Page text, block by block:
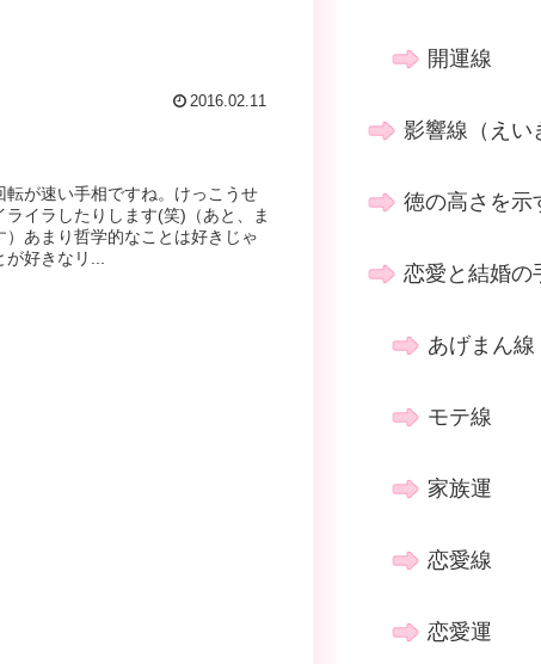
2016.02.11
が速い手相ですね。けっこうせ
イラしたりします(笑)（あと、ま
あまり哲学的なことは好きじゃ
好きなリ...
開運線
影響線（えい
徳の高さを示
恋愛と結婚の
あげまん線
モテ線
家族運
恋愛線
恋愛運